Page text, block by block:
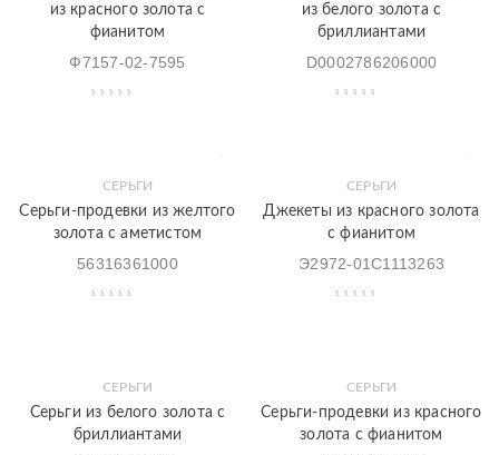
из красного золота с
фианитом
Ф7157-02-7595
из белого золота с
бриллиантами
D0002786206000
СЕРЬГИ
Серьги-продевки из желтого
золота с аметистом
56316361000
СЕРЬГИ
Джекеты из красного золота
с фианитом
Э2972-01С1113263
СЕРЬГИ
Серьги из белого золота с
бриллиантами
СЕРЬГИ
Серьги-продевки из красного
золота с фианитом